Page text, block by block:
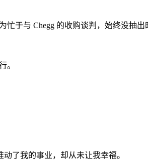
于与 Chegg 的收购谈判，始终没抽出
。
了我的事业，却从未让我幸福。